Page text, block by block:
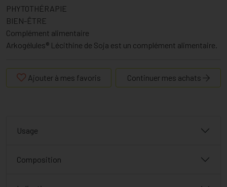
PHYTOTHÉRAPIE
BIEN-ÊTRE
Complément alimentaire
Arkogélules® Lécithine de Soja est un complément alimentaire.
Ajouter à mes favoris Continuer mes achats
Usage
Composition